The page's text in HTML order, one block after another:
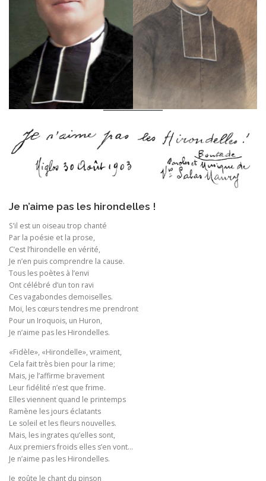
Je n’aime pas les hirondelles !
S’il est un oiseau trop chanté
Par la poésie et la prose,
C’est l’hirondelle en vérité,
Je n’en puis comprendre la cause.
Tous les poètes à l’envi
Ont célébré d’un ton ravi
Ces vagabondes demoiselles.
Moi, les cœurs tendres me prendront
Pour un Iroquois, un Huron,
Je n’aime pas les Hirondelles.
«Fidèle», «Hirondelle», vraiment,
Cela fait très bien pour la rime;
Mais, je l’affirme bravement
Leur fidélité n’est que frime.
Elles viennent quand le printemps
Ramène les jours éclatants
Le soleil et les fleurs nouvelles.
Mais, les ingrates qu’elles sont,
Aux premiers froids elles s’en vont…
Je n’aime pas les Hirondelles.
Je goûte le chant du pinson